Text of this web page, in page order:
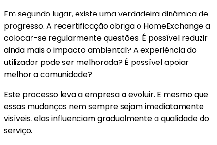
Em segundo lugar, existe uma verdadeira dinâmica de
progresso. A recertificação obriga o HomeExchange a
colocar-se regularmente questões. É possível reduzir
ainda mais o impacto ambiental? A experiência do
utilizador pode ser melhorada? É possível apoiar
melhor a comunidade?
Este processo leva a empresa a evoluir. E mesmo que
essas mudanças nem sempre sejam imediatamente
visíveis, elas influenciam gradualmente a qualidade do
serviço.